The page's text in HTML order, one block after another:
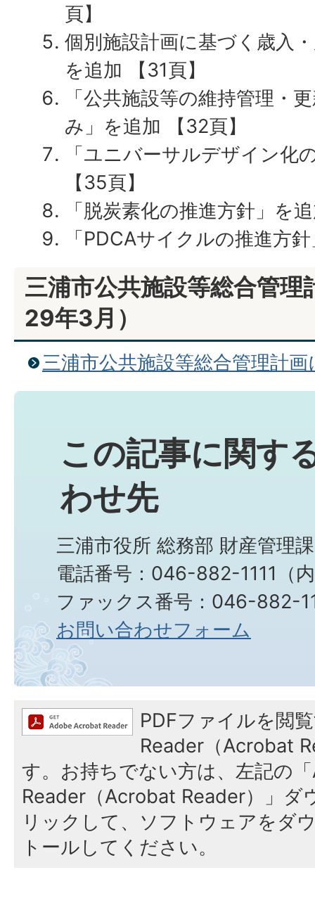
頁】
個別施設計画に基づく歳入
を追加 【31頁】
「公共施設等の維持管理・
み」を追加 【32頁】
「ユニバーサルデザイン化
【35頁】
「脱炭素化の推進方針」を
「PDCAサイクルの推進方
三浦市公共施設等総合管理
29年3月）
三浦市公共施設等総合管理計
この記事に関す
わせ先
三浦市役所 総務部 財産管理課
電話番号：046-882-1111（
ファックス番号：046-882-
お問い合わせフォーム
PDFファイルを閲
Reader（Acrobat
す。お持ちでない方は、左記の
Reader（Acrobat Reader）」ダ
リックして、ソフトウェアをダ
トールしてください。